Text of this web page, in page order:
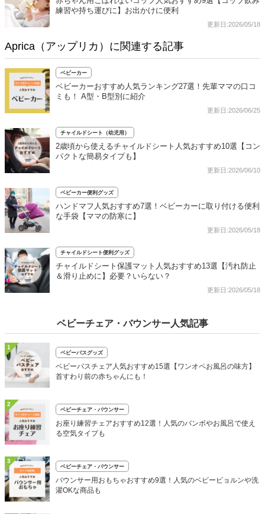
練習や持ち運びに】お出かけに便利
更新日:2026/05/18
Aprica（アップリカ）に関連する記事
ベビーカー
ベビーカーおすすめ人気ランキング27選！先輩ママの口コ
ミも！ A型・B型別に紹介
更新日:2026/06/25
チャイルドシート（幼児用）
2歳頃から使えるチャイルドシート人気おすすめ10選【コン
パクトな簡易タイプも】
更新日:2026/06/10
ベビーカー便利グッズ
ハンドマフ人気おすすめ7選！ベビーカーに取り付ける便利
な手袋【ママの防寒に】
更新日:2026/05/18
チャイルドシート便利グッズ
チャイルドシート保護マット人気おすすめ13選【汚れ防止
＆滑り止めに】必要？いらない？
更新日:2026/05/18
ベビーチェア・バウンサー人気記事
1
ベビーバスグッズ
ベビーバスチェア人気おすすめ15選【ワンオペお風呂の味方】
首すわり前の赤ちゃんにも！
2
ベビーチェア・バウンサー
お座り練習チェアおすすめ12選！人気のバンボやお風呂で使え
る空気タイプも
3
ベビーチェア・バウンサー
バウンサー用おもちゃおすすめ9選！人気のベビービョルンや洗
濯OKな商品も